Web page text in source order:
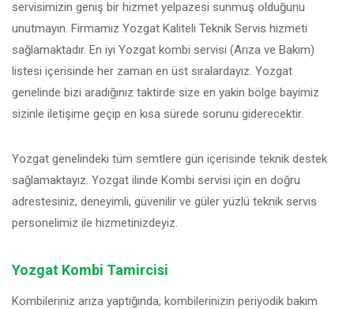
servisimizin geniş bir hizmet yelpazesi sunmuş olduğunu
unutmayın. Firmamız Yozgat Kaliteli Teknik Servis hizmeti
sağlamaktadır. En iyi Yozgat kombi servisi (Arıza ve Bakım)
listesi içerisinde her zaman en üst sıralardayız. Yozgat
genelinde bizi aradığınız taktirde size en yakin bölge bayimiz
sizinle iletişime geçip en kısa sürede sorunu giderecektir.
Yozgat genelindeki tüm semtlere gün içerisinde teknik destek
sağlamaktayız. Yozgat ilinde Kombi servisi için en doğru
adrestesiniz, deneyimli, güvenilir ve güler yüzlü teknik servis
personelimiz ile hizmetinizdeyiz.
Yozgat Kombi Tamircisi
Kombileriniz arıza yaptığında, kombilerinizin periyodik bakım